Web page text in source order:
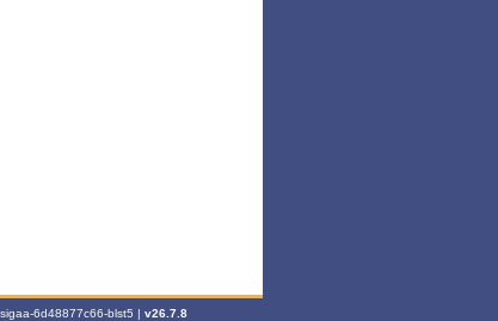
6d48877c66-blst5 | v26.7.8